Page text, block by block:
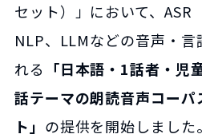
セット）」において、ASR
NLP、LLMなどの音声・言
れる 「日本語・1話者・児
話テーマの朗読音声コー
ト」 の提供を開始しました。